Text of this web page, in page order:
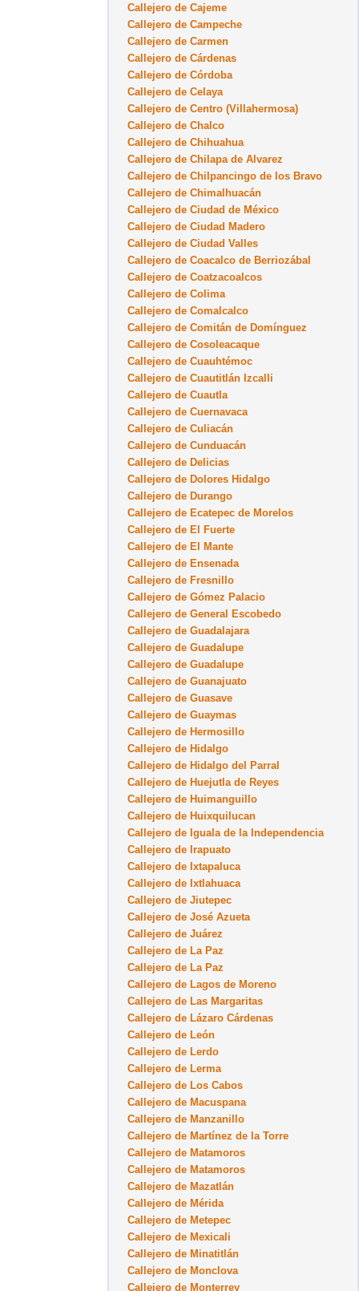
Callejero de Cajeme
Callejero de Campeche
Callejero de Carmen
Callejero de Cárdenas
Callejero de Córdoba
Callejero de Celaya
Callejero de Centro (Villahermosa)
Callejero de Chalco
Callejero de Chihuahua
Callejero de Chilapa de Alvarez
Callejero de Chilpancingo de los Bravo
Callejero de Chimalhuacán
Callejero de Ciudad de México
Callejero de Ciudad Madero
Callejero de Ciudad Valles
Callejero de Coacalco de Berriozábal
Callejero de Coatzacoalcos
Callejero de Colima
Callejero de Comalcalco
Callejero de Comitán de Domínguez
Callejero de Cosoleacaque
Callejero de Cuauhtémoc
Callejero de Cuautitlán Izcalli
Callejero de Cuautla
Callejero de Cuernavaca
Callejero de Culiacán
Callejero de Cunduacán
Callejero de Delicias
Callejero de Dolores Hidalgo
Callejero de Durango
Callejero de Ecatepec de Morelos
Callejero de El Fuerte
Callejero de El Mante
Callejero de Ensenada
Callejero de Fresnillo
Callejero de Gómez Palacio
Callejero de General Escobedo
Callejero de Guadalajara
Callejero de Guadalupe
Callejero de Guadalupe
Callejero de Guanajuato
Callejero de Guasave
Callejero de Guaymas
Callejero de Hermosillo
Callejero de Hidalgo
Callejero de Hidalgo del Parral
Callejero de Huejutla de Reyes
Callejero de Huimanguillo
Callejero de Huixquilucan
Callejero de Iguala de la Independencia
Callejero de Irapuato
Callejero de Ixtapaluca
Callejero de Ixtlahuaca
Callejero de Jiutepec
Callejero de José Azueta
Callejero de Juárez
Callejero de La Paz
Callejero de La Paz
Callejero de Lagos de Moreno
Callejero de Las Margaritas
Callejero de Lázaro Cárdenas
Callejero de León
Callejero de Lerdo
Callejero de Lerma
Callejero de Los Cabos
Callejero de Macuspana
Callejero de Manzanillo
Callejero de Martínez de la Torre
Callejero de Matamoros
Callejero de Matamoros
Callejero de Mazatlán
Callejero de Mérida
Callejero de Metepec
Callejero de Mexicali
Callejero de Minatitlán
Callejero de Monclova
Callejero de Monterrey